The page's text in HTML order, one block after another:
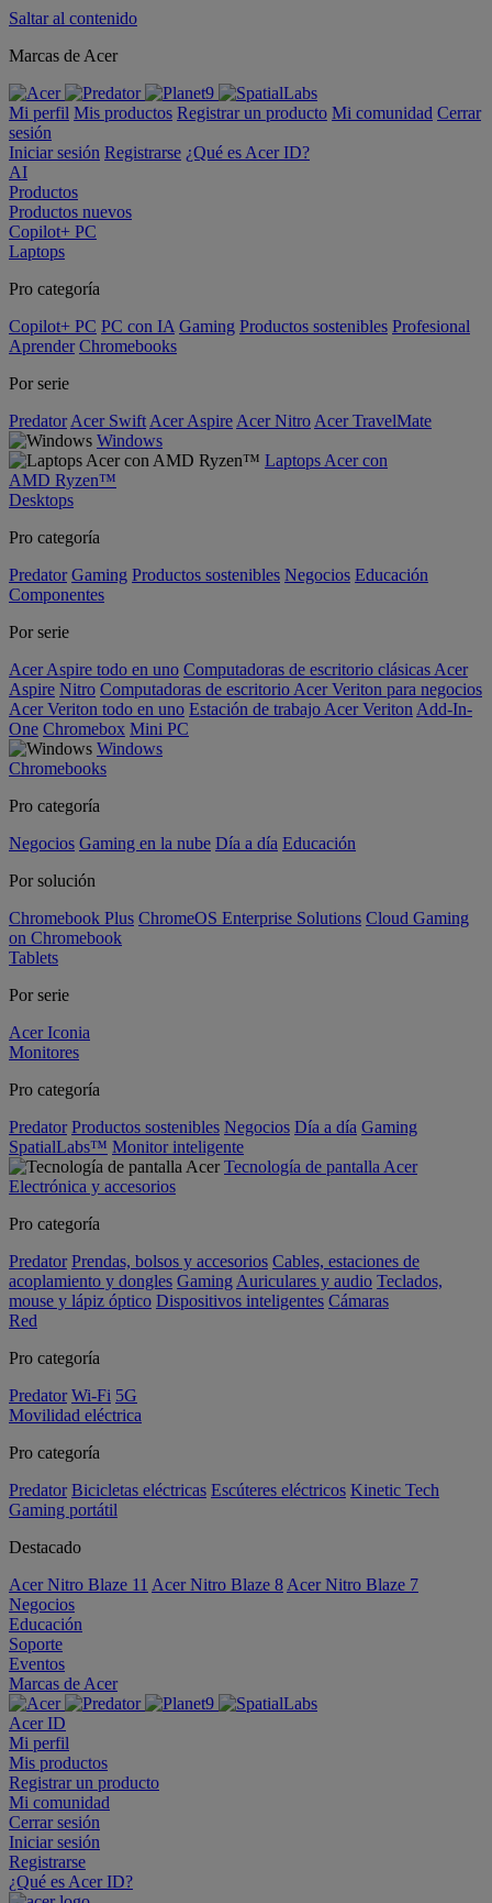
Saltar al contenido
Marcas de Acer
Mi perfil Mis productos Registrar un producto Mi comunidad Cerrar
sesión
Iniciar sesión Registrarse ¿Qué es Acer ID?
AI
Productos
Productos nuevos
Copilot+ PC
Laptops
Pro categoría
Copilot+ PC PC con IA Gaming Productos sostenibles Profesional
Aprender Chromebooks
Por serie
Predator Acer Swift Acer Aspire Acer Nitro Acer TravelMate
Windows
Laptops Acer con
AMD Ryzen™
Desktops
Pro categoría
Predator Gaming Productos sostenibles Negocios Educación
Componentes
Por serie
Acer Aspire todo en uno Computadoras de escritorio clásicas Acer
Aspire Nitro Computadoras de escritorio Acer Veriton para negocios
Acer Veriton todo en uno Estación de trabajo Acer Veriton Add-In-
One Chromebox Mini PC
Windows
Chromebooks
Pro categoría
Negocios Gaming en la nube Día a día Educación
Por solución
Chromebook Plus ChromeOS Enterprise Solutions Cloud Gaming
on Chromebook
Tablets
Por serie
Acer Iconia
Monitores
Pro categoría
Predator Productos sostenibles Negocios Día a día Gaming
SpatialLabs™ Monitor inteligente
Tecnología de pantalla Acer
Electrónica y accesorios
Pro categoría
Predator Prendas, bolsos y accesorios Cables, estaciones de
acoplamiento y dongles Gaming Auriculares y audio Teclados,
mouse y lápiz óptico Dispositivos inteligentes Cámaras
Red
Pro categoría
Predator Wi-Fi 5G
Movilidad eléctrica
Pro categoría
Predator Bicicletas eléctricas Escúteres eléctricos Kinetic Tech
Gaming portátil
Destacado
Acer Nitro Blaze 11 Acer Nitro Blaze 8 Acer Nitro Blaze 7
Negocios
Educación
Soporte
Eventos
Marcas de Acer
Acer ID
Mi perfil
Mis productos
Registrar un producto
Mi comunidad
Cerrar sesión
Iniciar sesión
Registrarse
¿Qué es Acer ID?